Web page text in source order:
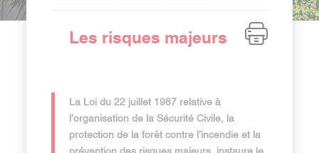
Les risques majeurs
La Loi du 22 juillet 1987 relative à
l’organisation de la Sécurité Civile, la
protection de la forêt contre l’incendie et la
prévention des risques majeurs, instaure le